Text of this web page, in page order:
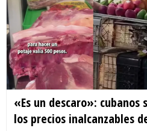
«Es un descaro»: cubanos
los precios inalcanzables